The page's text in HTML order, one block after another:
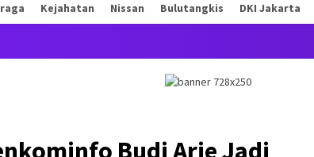
Kejahatan Nissan Bulutangkis DKI Jakarta
Budi Arie Jadi